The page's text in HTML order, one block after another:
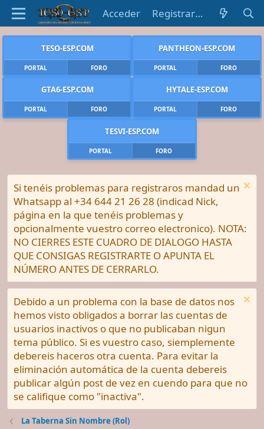
Acceder Registrarse
TESO-ESP.COM
PORTAL FORO
PANTHEON-ESP.COM
PORTAL FORO
GTA6-ESP.COM
PORTAL FORO
HYTALE-ESP.COM
PORTAL FORO
TESVI-ESP.COM
PORTAL FORO
Si tenéis problemas para registraros mandad un
Whatsapp al +34 644 21 26 28 (indicad Nick,
página en la que tenéis problemas y
opcionalmente vuestro correo electronico). NOTA:
NO CIERRES ESTE CUADRO DE DIALOGO HASTA
QUE CONSIGAS REGISTRARTE O APUNTA EL
NÚMERO ANTES DE CERRARLO.
Debido a un problema con la base de datos nos
hemos visto obligados a borrar las cuentas de
usuarios inactivos o que no publicaban nigun
tema público. Si es vuestro caso, siemplemente
debereis haceros otra cuenta. Para evitar la
eliminación automática de la cuenta debereis
publicar algún post de vez en cuendo para que no
se califique como "inactiva".
La Taberna Sin Nombre (Rol)